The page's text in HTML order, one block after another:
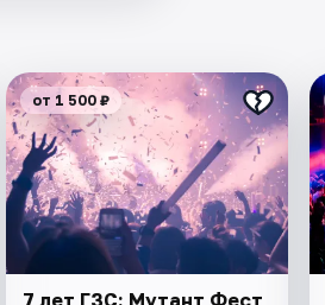
от 1 500 ₽
7 лет ГЗС: Мутант Фест